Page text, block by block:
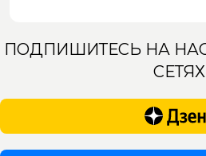
ПОДПИШИТЕСЬ НА
СЕТЯХ